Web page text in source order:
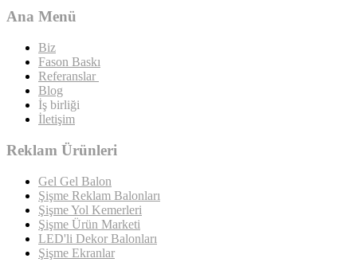
Ana Menü
Biz
Fason Baskı
Referanslar
Blog
İş birliği
İletişim
Reklam Ürünleri
Gel Gel Balon
Şişme Reklam Balonları
Şişme Yol Kemerleri
Şişme Ürün Marketi
LED'li Dekor Balonları
Şişme Ekranlar